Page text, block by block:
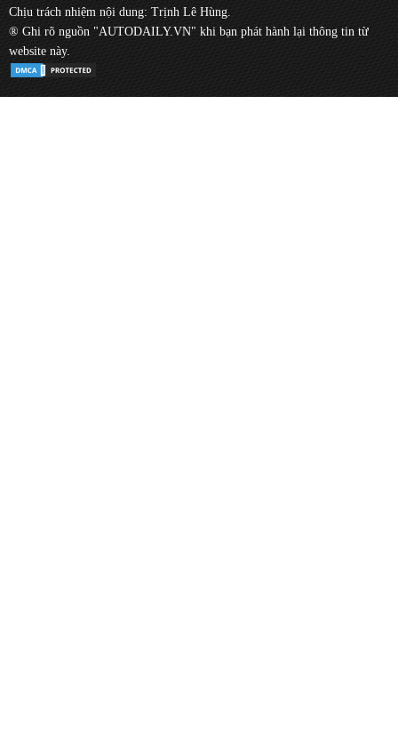
Chịu trách nhiệm nội dung: Trịnh Lê Hùng.
® Ghi rõ nguồn "AUTODAILY.VN" khi bạn phát hành lại thông tin từ
website này.